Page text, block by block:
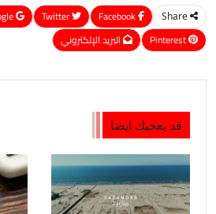
Share
Google+
Pinterest
البريد الإلكتروني
قد يعجبك ايضا